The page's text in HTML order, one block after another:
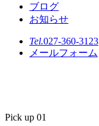
ブログ
お知らせ
Tel.027-360-3123
メールフォーム
Pick up 01